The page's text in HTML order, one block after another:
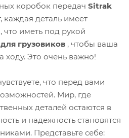
коробок передач Sitrak
каждая деталь имеет
иметь под рукой
грузовиков , чтобы ваша
ходу. Это очень важно!
что перед вами
Мир, где
деталей остаются в
и надежность становятся
Представьте себе: